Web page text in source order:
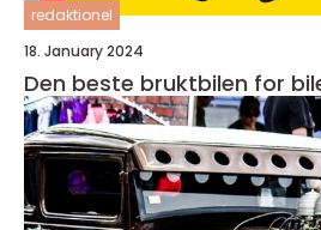
redaktionel
18. January 2024
Den beste bruktbilen for